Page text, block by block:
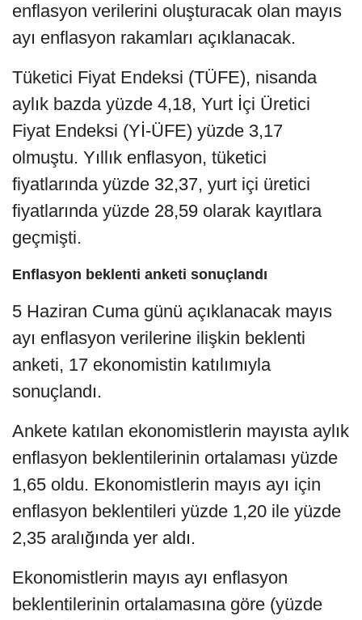
enflasyon verilerini oluşturacak olan mayıs
ayı enflasyon rakamları açıklanacak.
Tüketici Fiyat Endeksi (TÜFE), nisanda
aylık bazda yüzde 4,18, Yurt İçi Üretici
Fiyat Endeksi (Yİ-ÜFE) yüzde 3,17
olmuştu. Yıllık enflasyon, tüketici
fiyatlarında yüzde 32,37, yurt içi üretici
fiyatlarında yüzde 28,59 olarak kayıtlara
geçmişti.
Enflasyon beklenti anketi sonuçlandı
5 Haziran Cuma günü açıklanacak mayıs
ayı enflasyon verilerine ilişkin beklenti
anketi, 17 ekonomistin katılımıyla
sonuçlandı.
Ankete katılan ekonomistlerin mayısta aylık
enflasyon beklentilerinin ortalaması yüzde
1,65 oldu. Ekonomistlerin mayıs ayı için
enflasyon beklentileri yüzde 1,20 ile yüzde
2,35 aralığında yer aldı.
Ekonomistlerin mayıs ayı enflasyon
beklentilerinin ortalamasına göre (yüzde